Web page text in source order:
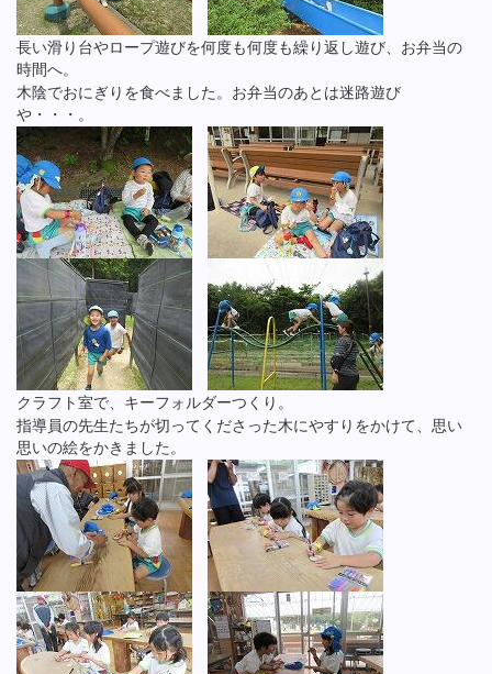
長い滑り台やロープ遊びを何度も何度も繰り返し遊び、お弁当の
時間へ。
木陰でおにぎりを食べました。お弁当のあとは迷路遊び
や・・・。
クラフト室で、キーフォルダーつくり。
指導員の先生たちが切ってくださった木にやすりをかけて、思い
思いの絵をかきました。